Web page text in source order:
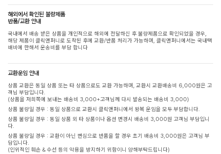
해외에서 확인된 불량제품
반품/교환 안내
국내에서 배송 받은 상품을 개인적으로 해외에 전달하신 후 불량제품으로 확인되었을 경우,
해당 제품이 클릭앤퍼니로 도착된 후에 교환/반품 처리가 가능하며, 클릭앤퍼니에서는 국내택
배비에 한해서 운송비를 부담 합니다
교환운임 안내
상품 교환은 동일 상품 또는 타 상품으로도 교환 가능하며, 교환시 교환배송비 6,000원은 고
객님 부담입니다.
(상품을 저희쪽에 보내는 배송비 3,000+고객님께 다시 발송되는 배송비 3,000)
상품 불량일 경우 : 동일 상품으로 교환시 클릭앤퍼니에서 왕복 운임을 모두 부담합니다.
상품 불량일 경우 : 동일 상품 외 타 상품이나 옵션 변경시 배송비 3,000원 고객님 부담입니
다.
상품 불량일 경우 : 교환이 아닌 변심으로 반품을 할 경우 초기 배송비 3,000원은 고객님 부
담입니다.
(인위적인 훼손 & 수선 등의 악용을 방지하기 위함이니 양해부탁드립니다)